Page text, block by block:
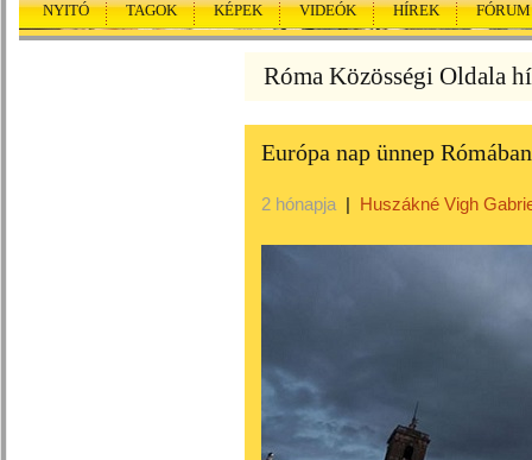
NYITÓ TAGOK KÉPEK VIDEÓK HÍREK FÓRUM
Róma Közösségi Oldala
Európa nap ünnep
2 hónapja | Huszákné Vigh